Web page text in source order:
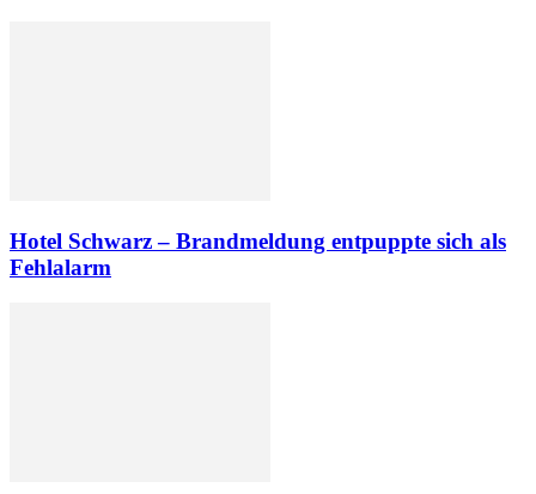
Hotel Schwarz – Brandmeldung entpuppte sich als
Fehlalarm